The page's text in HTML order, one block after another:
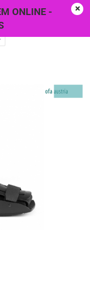
ONLINE -